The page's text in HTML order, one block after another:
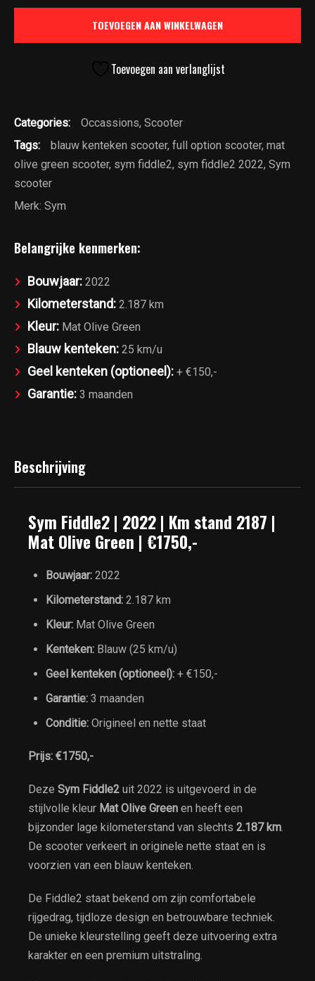
|
|
Mat
Olive
Green
|
TOEVOEGEN AAN WINKELWAGEN
Toevoegen aan verlanglijst
Categories: Occassions, Scooter
Tags:
blauw kenteken scooter, full option scooter, mat
olive green scooter, sym fiddle2, sym fiddle2 2022, Sym
scooter
Merk: Sym
Belangrijke kenmerken:
Bouwjaar: 2022
Kilometerstand: 2.187 km
Kleur: Mat Olive Green
Blauw kenteken: 25 km/u
Geel kenteken (optioneel): + €150,-
Garantie: 3 maanden
Beschrijving
Sym Fiddle2 | 2022 | Km stand 2187 |
Mat Olive Green | €1750,-
Bouwjaar: 2022
Kilometerstand: 2.187 km
Kleur: Mat Olive Green
Kenteken: Blauw (25 km/u)
Geel kenteken (optioneel): + €150,-
Garantie: 3 maanden
Conditie: Origineel en nette staat
Prijs: €1750,-
DezeSym Fiddle2 uit 2022 is uitgevoerd in de
stijlvolle kleur Mat Olive Green en heeft een
bijzonder lage kilometerstand van slechts2.187 km.
De scooter verkeert in originele nette staat en is
voorzien van een blauw kenteken.
De Fiddle2 staat bekend om zijn comfortabele
rijgedrag, tijdloze design en betrouwbare techniek.
De unieke kleurstelling geeft deze uitvoering extra
karakter en een premium uitstraling.